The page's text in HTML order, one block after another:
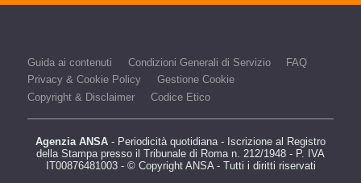
Guida ai contenuti Condizioni Generali di Servizio
FAQ
Privacy & Cookie Policy
Gestione Cookie
Copyright & Disclaimer
Codice Etico
Agenzia ANSA - Periodicità quotidiana - Iscrizione al Registro
della Stampa presso il Tribunale di Roma n. 212/1948 - P. IVA
IT00876481003 - © Copyright ANSA - Tutti i diritti riservati